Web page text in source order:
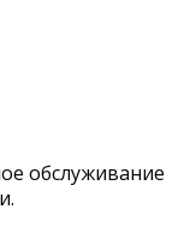
обслуживание